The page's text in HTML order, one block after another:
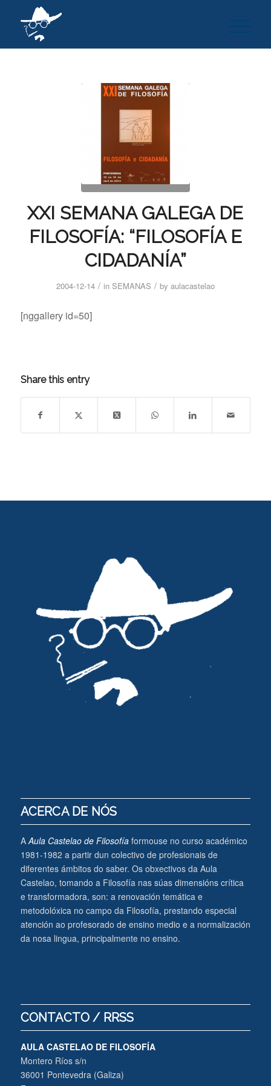
XXI SEMANA GALEGA DE
FILOSOFÍA: “FILOSOFÍA E
CIDADANÍA”
2004-12-14 / in SEMANAS / by aulacastelao
[nggallery id=50]
Share this entry
ACERCA DE NÓS
A Aula Castelao de Filosofíaformouse no curso académico
1981-1982 a partir dun colectivo de profesionais de
diferentes ámbitos do saber. Os obxectivos da Aula
Castelao, tomando a Filosofía nas súas dimensións crítica
e transformadora, son: a renovación temática e
metodolóxica no campo da Filosofía, prestando especial
atención ao profesorado de ensino medio e a normalización
da nosa lingua, principalmente no ensino.
CONTACTO / RRSS
AULA CASTELAO DE FILOSOFÍA
Montero Ríos s/n
36001 Pontevedra (Galiza)